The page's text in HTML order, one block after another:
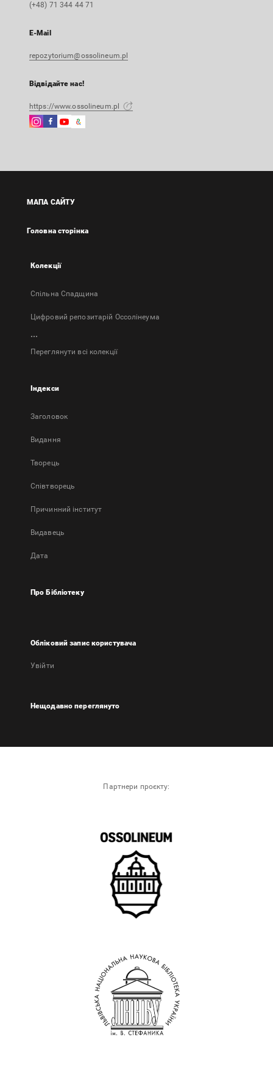
(+48) 71 344 44 71
E-Mail
repozytorium@ossolineum.pl
Відвідайте нас!
https://www.ossolineum.pl
Instagram
в
Facebook
в
Instagram
в
Google
Зовнішнє
в
вкладці
МАПА САЙТУ
Головна сторінка
Колекції
Спільна Спадщина
Цифровий репозитарій Оссолінеума
...
Переглянути всі колекції
Індекси
Заголовок
Bидання
Творець
Співтворець
Причинний інститут
Видавець
Дата
Про Бібліотеку
Обліковий запис користувача
Увійти
Нещодавно переглянуто
Партнери проєкту: